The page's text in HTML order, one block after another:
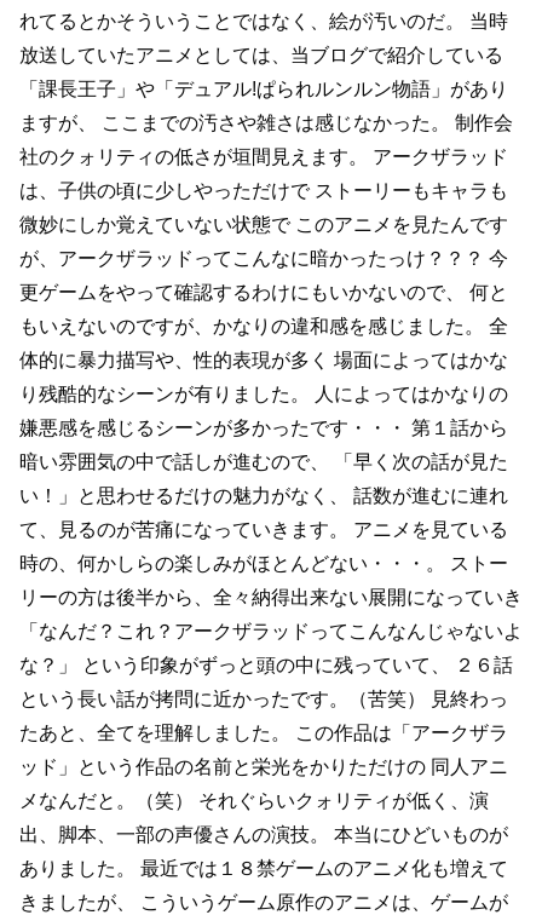
れてるとかそういうことではなく、絵が汚いのだ。
当時
放送していたアニメとしては、当ブログで紹介している
「課長王子」や「デュアル!ぱられルンルン物語」があり
ますが、
ここまでの汚さや雑さは感じなかった。
制作会
社のクォリティの低さが垣間見えます。
アークザラッド
は、子供の頃に少しやっただけでストーリーもキャラも
微妙にしか覚えていない状態でこのアニメを見たんです
が、アークザラッドってこんなに暗かったっけ？？？ 今
更ゲームをやって確認するわけにもいかないので、
何と
もいえないのですが、かなりの違和感を感じました。
全
体的に暴力描写や、性的表現が多く 場面によってはかな
り残酷的なシーンが有りました。
人によってはかなりの
嫌悪感を感じるシーンが多かったです・・・ 第１話から
暗い雰囲気の中で話しが進むので、
「早く次の話が見た
い！」と思わせるだけの魅力がなく、
話数が進むに連れ
て、見るのが苦痛になっていきます。
アニメを見ている
時の、何かしらの楽しみがほとんどない・・・。
ストー
リーの方は後半から、全々納得出来ない展開になっていき
「なんだ？これ？アークザラッドってこんなんじゃないよ
な？」
という印象がずっと頭の中に残っていて、
２６話
という長い話が拷問に近かったです。（苦笑）
見終わっ
たあと、全てを理解しました。
この作品は「アークザラ
ッド」という作品の名前と栄光をかりただけの 同人アニ
メなんだと。（笑）
それぐらいクォリティが低く、演
出、脚本、一部の声優さんの演技。
本当にひどいものが
ありました。
最近では１８禁ゲームのアニメ化も増えて
きましたが、
こういうゲーム原作のアニメは、ゲームが